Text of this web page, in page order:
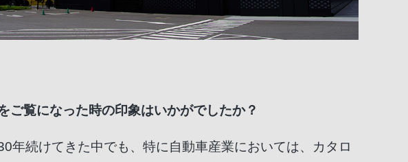
ご覧になった時の印象はいかがでしたか？
年続けてきた中でも、特に自動車産業においては、カタロ